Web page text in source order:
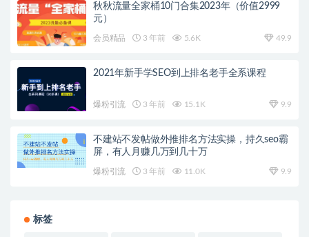
秋秋流量全家桶10门合集2023年（价值2999
元）
会员精品 3 年前 5.6K 49.9
2021年新手学SEO到上排名老手全系课程
爆粉引流 3 年前 15.1K 9.9
不建站不发帖做外推排名方法实操，持久seo霸
屏，有人月赚几万到几十万
爆粉引流 3 年前 11.0K 9.9
标签